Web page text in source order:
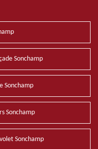
Sonchamp
Sonchamp
Sonchamp
Sonchamp